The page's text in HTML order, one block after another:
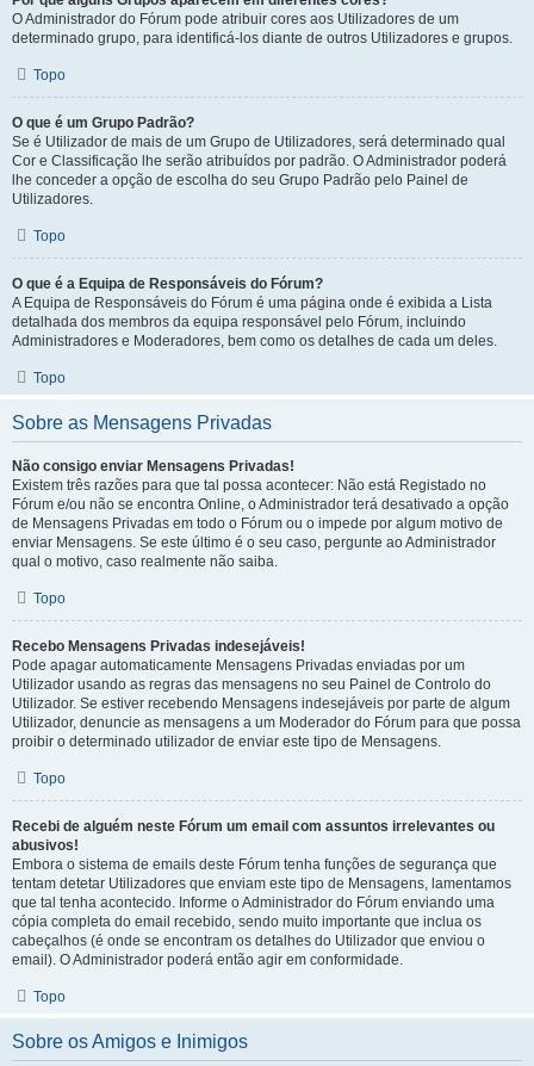
O Administrador do Fórum pode atribuir cores aos Utilizadores de um
determinado grupo, para identificá-los diante de outros Utilizadores e grupos.
Topo
O que é um Grupo Padrão?
Se é Utilizador de mais de um Grupo de Utilizadores, será determinado qual
Cor e Classificação lhe serão atribuídos por padrão. O Administrador poderá
lhe conceder a opção de escolha do seu Grupo Padrão pelo Painel de
Utilizadores.
Topo
O que é a Equipa de Responsáveis do Fórum?
A Equipa de Responsáveis do Fórum é uma página onde é exibida a Lista
detalhada dos membros da equipa responsável pelo Fórum, incluindo
Administradores e Moderadores, bem como os detalhes de cada um deles.
Topo
Sobre as Mensagens Privadas
Não consigo enviar Mensagens Privadas!
Existem três razões para que tal possa acontecer: Não está Registado no
Fórum e/ou não se encontra Online, o Administrador terá desativado a opção
de Mensagens Privadas em todo o Fórum ou o impede por algum motivo de
enviar Mensagens. Se este último é o seu caso, pergunte ao Administrador
qual o motivo, caso realmente não saiba.
Topo
Recebo Mensagens Privadas indesejáveis!
Pode apagar automaticamente Mensagens Privadas enviadas por um
Utilizador usando as regras das mensagens no seu Painel de Controlo do
Utilizador. Se estiver recebendo Mensagens indesejáveis por parte de algum
Utilizador, denuncie as mensagens a um Moderador do Fórum para que possa
proibir o determinado utilizador de enviar este tipo de Mensagens.
Topo
Recebi de alguém neste Fórum um email com assuntos irrelevantes ou
abusivos!
Embora o sistema de emails deste Fórum tenha funções de segurança que
tentam detetar Utilizadores que enviam este tipo de Mensagens, lamentamos
que tal tenha acontecido. Informe o Administrador do Fórum enviando uma
cópia completa do email recebido, sendo muito importante que inclua os
cabeçalhos (é onde se encontram os detalhes do Utilizador que enviou o
email). O Administrador poderá então agir em conformidade.
Topo
Sobre os Amigos e Inimigos